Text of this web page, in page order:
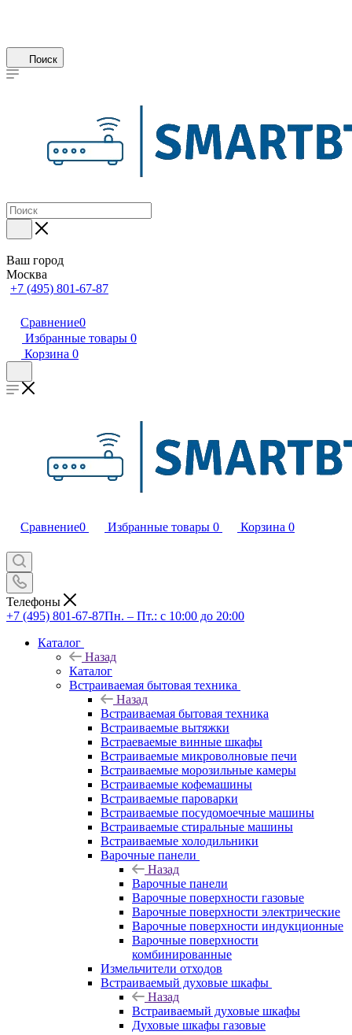
Поиск
Ваш город
Москва
+7 (495) 801-67-87
Сравнение0
Избранные товары 0
Корзина 0
Сравнение0 Избранные товары 0 Корзина 0
Телефоны
+7 (495) 801-67-87Пн. – Пт.: с 10:00 до 20:00
Каталог
Назад
Каталог
Встраиваемая бытовая техника
Назад
Встраиваемая бытовая техника
Встраиваемые вытяжки
Встраеваемые винные шкафы
Встраиваемые микроволновые печи
Встраиваемые морозильные камеры
Встраиваемые кофемашины
Встраиваемые пароварки
Встраиваемые посудомоечные машины
Встраиваемые стиральные машины
Встраиваемые холодильники
Варочные панели
Назад
Варочные панели
Варочные поверхности газовые
Варочные поверхности электрические
Варочные поверхности индукционные
Варочные поверхности
комбинированные
Измельчители отходов
Встраиваемый духовые шкафы
Назад
Встраиваемый духовые шкафы
Духовые шкафы газовые